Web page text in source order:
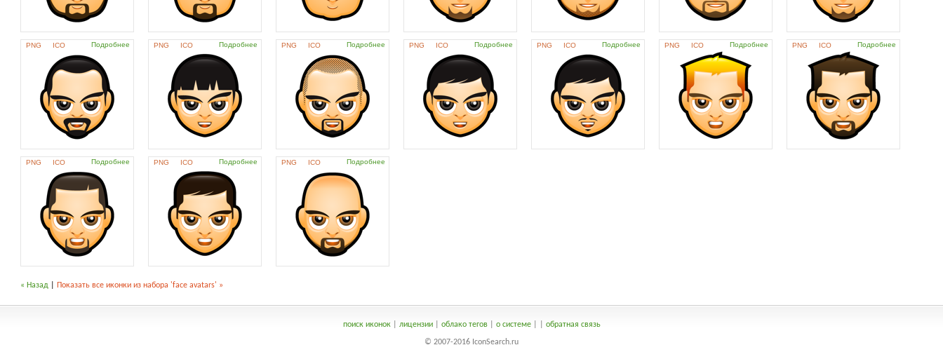
PNG ICO Подробнее PNG ICO Подробнее PNG ICO Подробнее PNG ICO Подробнее PNG ICO Подробнее PNG ICO Подробнее PNG ICO Подробнее
PNG ICO Подробнее PNG ICO Подробнее PNG ICO Подробнее
« Назад Показать все иконки из набора 'face avatars' »
поиск иконок| лицензии| облако тегов| о системе| обратная связь
© 2007-2016 IconSearch.ru